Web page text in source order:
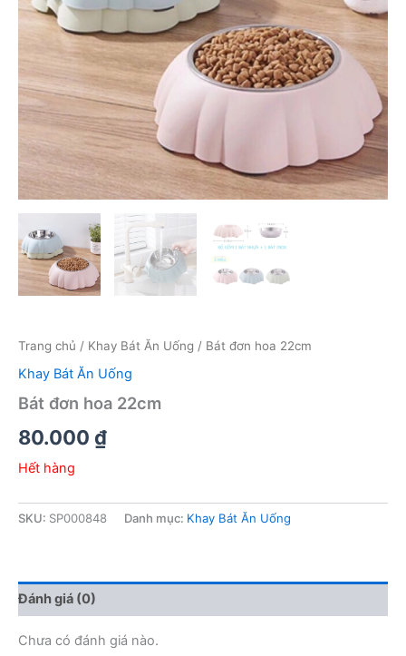
Trang chủ / Khay Bát Ăn Uống / Bát đơn hoa 22cm
Khay Bát Ăn Uống
Bát đơn hoa 22cm
80.000 ₫
Hết hàng
SKU: SP000848 Danh mục: Khay Bát Ăn Uống
Đánh giá (0)
Chưa có đánh giá nào.